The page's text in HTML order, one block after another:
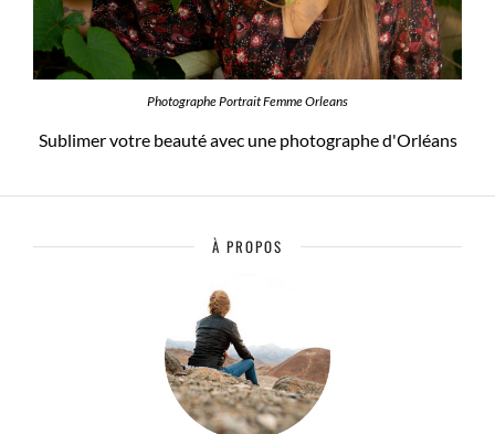
Photographe Portrait Femme Orleans
Sublimer votre beauté avec une photographe d'Orléans
À PROPOS